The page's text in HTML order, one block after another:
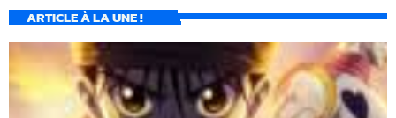
ARTICLE À LA UNE !